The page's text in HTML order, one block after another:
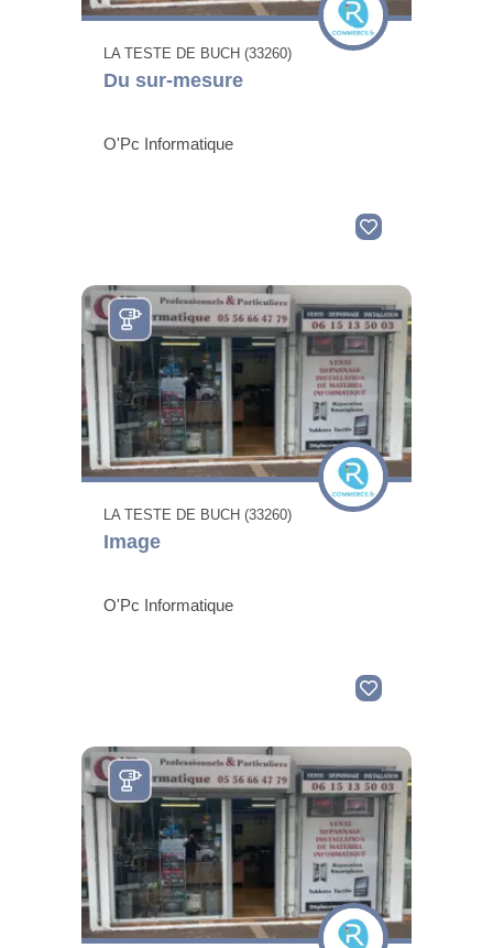
LA TESTE DE BUCH (33260)
Du sur-mesure
O'Pc Informatique
LA TESTE DE BUCH (33260)
Image
O'Pc Informatique